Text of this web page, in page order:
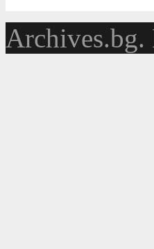
Аrchives.bg.